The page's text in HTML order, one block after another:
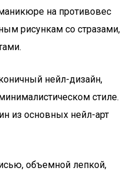
на противовес
рисункам со стразами,
нейл-дизайн,
стиле.
из основных нейл-арт
объемной лепкой,